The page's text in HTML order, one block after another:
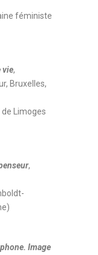
féministe
vie,
Bruxelles,
de Limoges
,
Image